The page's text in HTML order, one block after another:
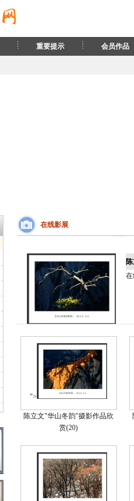
重要提示 会员作品
在线影展
">
陈立文"华山冬韵"摄影作品欣
赏(20)